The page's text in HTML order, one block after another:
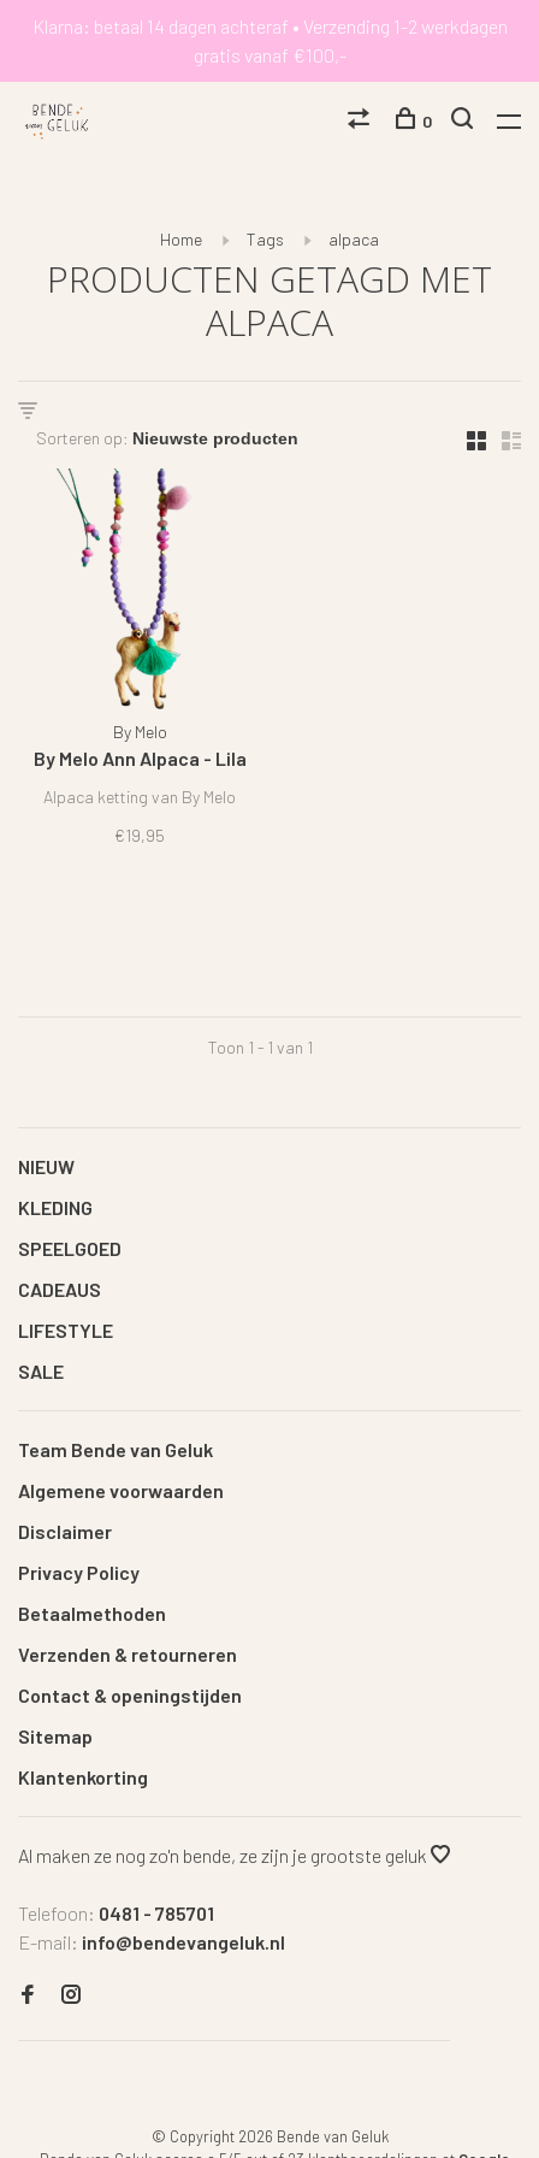
Klarna: betaal 14 dagen achteraf • Verzending 1-2 werkdagen
gratis vanaf €100,-
0
Home Tags alpaca
PRODUCTEN GETAGD MET
ALPACA
Sorteren op:
By Melo
By Melo Ann Alpaca - Lila
Alpaca ketting van By Melo
€19,95
Toon 1 - 1 van 1
NIEUW
KLEDING
SPEELGOED
CADEAUS
LIFESTYLE
SALE
Team Bende van Geluk
Algemene voorwaarden
Disclaimer
Privacy Policy
Betaalmethoden
Verzenden & retourneren
Contact & openingstijden
Sitemap
Klantenkorting
Al maken ze nog zo'n bende, ze zijn je grootste geluk
Telefoon: 0481 - 785701
E-mail: info@bendevangeluk.nl
© Copyright 2026 Bende van Geluk